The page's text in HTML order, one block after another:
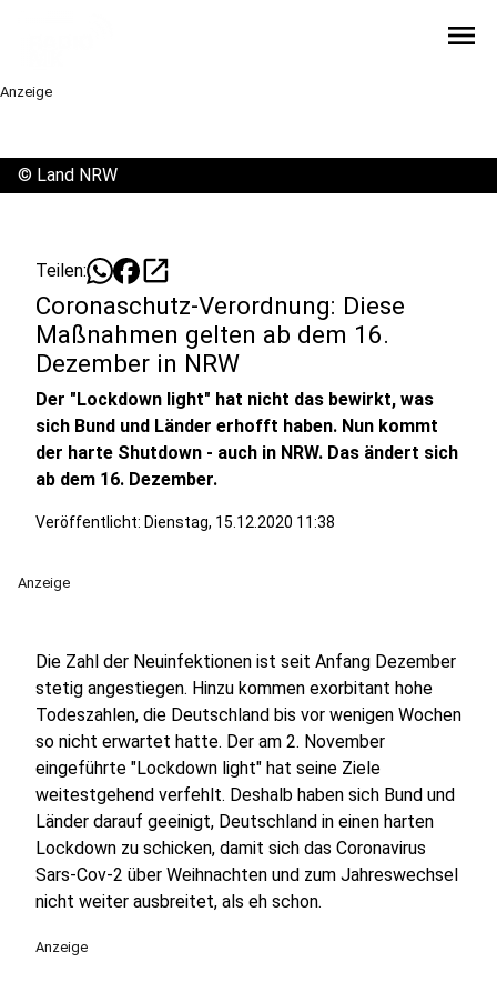
menu
Anzeige
© Land NRW
Teilen: open_in_new
Coronaschutz-Verordnung: Diese
Maßnahmen gelten ab dem 16.
Dezember in NRW
Der "Lockdown light" hat nicht das bewirkt, was
sich Bund und Länder erhofft haben. Nun kommt
der harte Shutdown - auch in NRW. Das ändert sich
ab dem 16. Dezember.
Veröffentlicht: Dienstag, 15.12.2020 11:38
Anzeige
Die Zahl der Neuinfektionen ist seit Anfang Dezember
stetig angestiegen. Hinzu kommen exorbitant hohe
Todeszahlen, die Deutschland bis vor wenigen Wochen
so nicht erwartet hatte. Der am 2. November
eingeführte "Lockdown light" hat seine Ziele
weitestgehend verfehlt. Deshalb haben sich Bund und
Länder darauf geeinigt, Deutschland in einen harten
Lockdown zu schicken, damit sich das Coronavirus
Sars-Cov-2 über Weihnachten und zum Jahreswechsel
nicht weiter ausbreitet, als eh schon.
Anzeige